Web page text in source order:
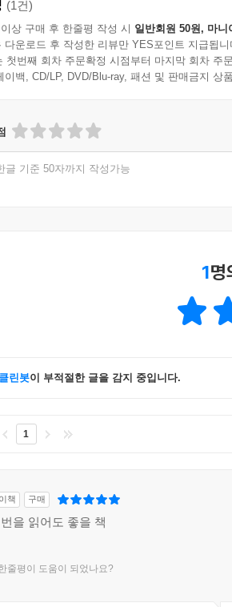
(1건)
상 구매 후 한줄평 작성 시 일반회원 50원, 마니
다운로드 후 작성한 리뷰만 YES포인트 지급됩니
첫번째 회차 주문확정 시점부터 마지막 회차 주
이백, CD/LP, DVD/Blu-ray, 패션 및 판매금지 상
글 기준 50자까지 작성가능
1명
클린봇이 부적절한 글을 감지 중입니다.
1
책 구매
을 읽어도 좋을 책
줄평이 도움이 되었나요?